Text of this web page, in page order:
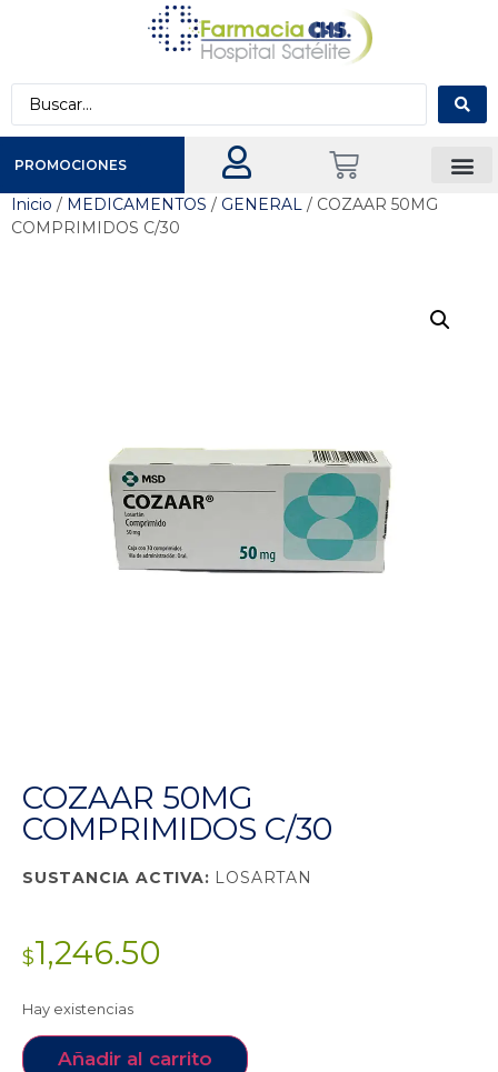
PROMOCIONES
Inicio / MEDICAMENTOS / GENERAL / COZAAR 50MG
COMPRIMIDOS C/30
COZAAR 50MG
COMPRIMIDOS C/30
SUSTANCIA ACTIVA: LOSARTAN
$1,246.50
Hay existencias
Añadir al carrito